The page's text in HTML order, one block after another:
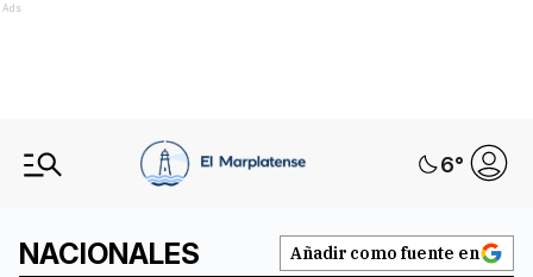
Ads
6°
NACIONALES Añadir como fuente en